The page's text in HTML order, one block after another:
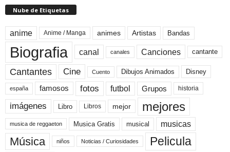
Nube de Etiquetas
anime Anime / Manga animes Artistas Bandas
Biografia canal canales Canciones cantante
Cantantes Cine Cuento Dibujos Animados Disney
españa famosos fotos futbol Grupos historia
imágenes Libro Libros mejor mejores
musica de reggaeton Musica Gratis musical musicas
Música niños Noticias / Curiosidades Pelicula